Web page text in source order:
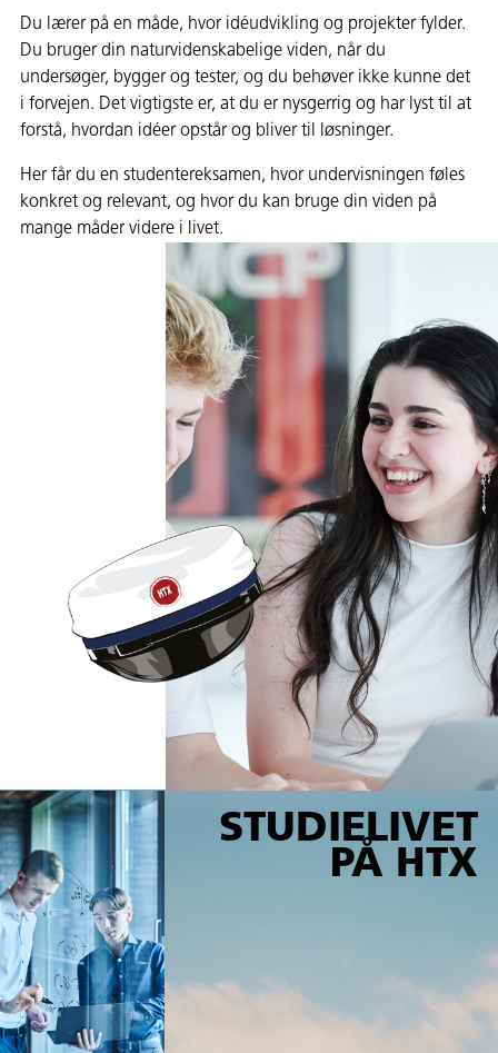
Du lærer på en måde, hvor idéudvikling og projekter fylder.
Du bruger din naturvidenskabelige viden, når du
undersøger, bygger og tester, og du behøver ikke kunne det
i forvejen. Det vigtigste er, at du er nysgerrig og har lyst til at
forstå, hvordan idéer opstår og bliver til løsninger.
Her får du en studentereksamen, hvor undervisningen føles
konkret og relevant, og hvor du kan bruge din viden på
mange måder videre i livet.
STUDIELIVET
PÅ HTX